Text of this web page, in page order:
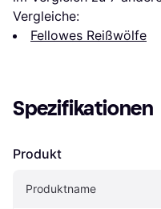
Vergleiche:
Fellowes Reißwölfe
Spezifikationen
Produkt
Produktname